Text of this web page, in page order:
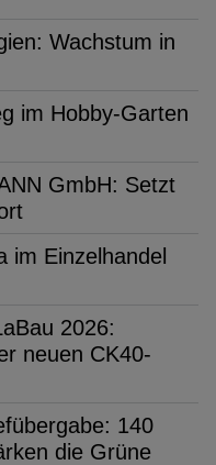
Wachstum in
im Hobby-Garten
GmbH: Setzt
im Einzelhandel
2026:
neuen CK40-
140
die Grüne